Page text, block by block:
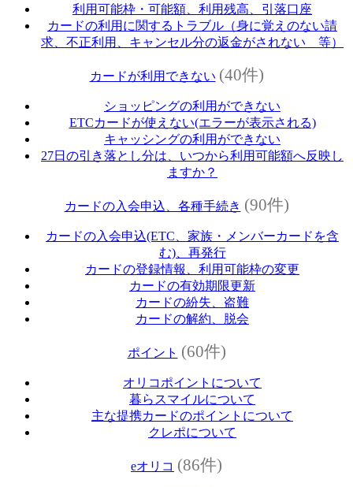
利用可能枠・可能額、利用残高、引落口座
カードの利用に関するトラブル（身に覚えのない請
求、不正利用、キャンセル分の返金がされない 等）
カードが利用できない (40件)
ショッピングの利用ができない
ETCカードが使えない(エラーが表示される)
キャッシングの利用ができない
27日の引き落とし分は、いつから利用可能額へ反映し
ますか？
カードの入会申込、各種手続き (90件)
カードの入会申込(ETC、家族・メンバーカードを含
む)、再発行
カードの登録情報、利用可能枠の変更
カードの有効期限更新
カードの紛失、盗難
カードの解約、脱会
ポイント (60件)
オリコポイントについて
暮らスマイルについて
主な提携カードのポイントについて
クレポについて
eオリコ (86件)